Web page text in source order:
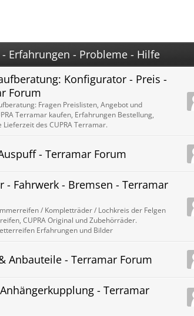
- Erfahrungen - Probleme - Hilfe
Konfigurator - Preis -
Forum
Fragen Preislisten, Angebot und
Terramar kaufen, Erfahrungen Bestellung,
des CUPRA Terramar.
- Terramar Forum
- Fahrwerk - Bremsen - Terramar
/ Kompletträder / Lochkreis der Felgen
CUPRA Original und Zubehörräder.
Erfahrungen und Bilder
Anbauteile - Terramar Forum
- Terramar